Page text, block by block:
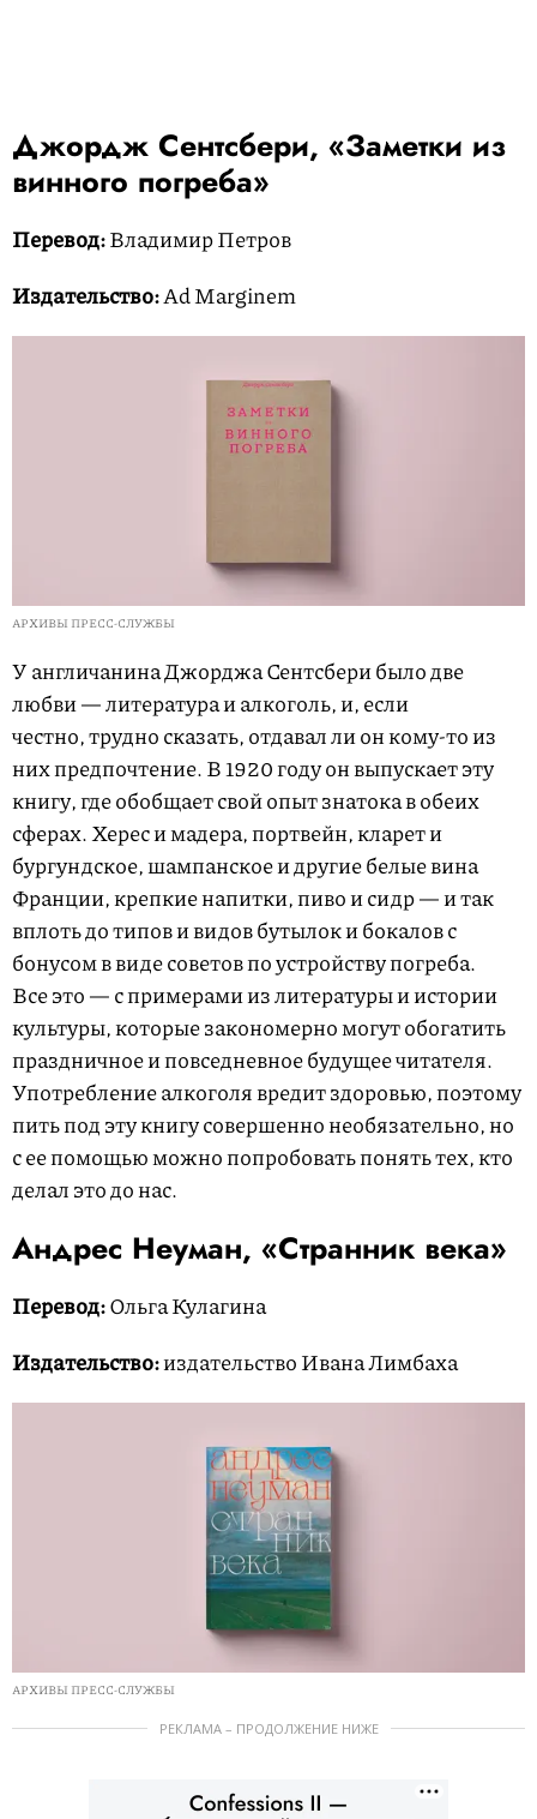
Джордж Сентсбери, «Заметки из
винного погреба»
Перевод:Владимир Петров
Издательство:Ad Marginem
АРХИВЫ ПРЕСС-СЛУЖБЫ
У англичанина Джорджа Сентсбери было две
любви — литература и алкоголь, и, если
честно, трудно сказать, отдавал ли он кому-то из
них предпочтение. В 1920 году он выпускает эту
книгу, где обобщает свой опыт знатока в обеих
сферах. Херес и мадера, портвейн, кларет и
бургундское, шампанское и другие белые вина
Франции, крепкие напитки, пиво и сидр — и так
вплоть до типов и видов бутылок и бокалов с
бонусом в виде советов по устройству погреба.
Все это — с примерами из литературы и истории
культуры, которые закономерно могут обогатить
праздничное и повседневное будущее читателя.
Употребление алкоголя вредит здоровью, поэтому
пить под эту книгу совершенно необязательно, но
с ее помощью можно попробовать понять тех, кто
делал это до нас.
Андрес Неуман, «Странник века»
Перевод:Ольга Кулагина
Издательство:издательство Ивана Лимбаха
АРХИВЫ ПРЕСС-СЛУЖБЫ
РЕКЛАМА – ПРОДОЛЖЕНИЕ НИЖЕ